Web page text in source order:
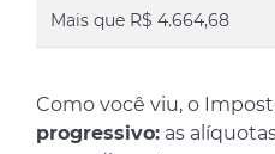
Mais que R$ 4.664,68
Como você viu, o
progressivo: as